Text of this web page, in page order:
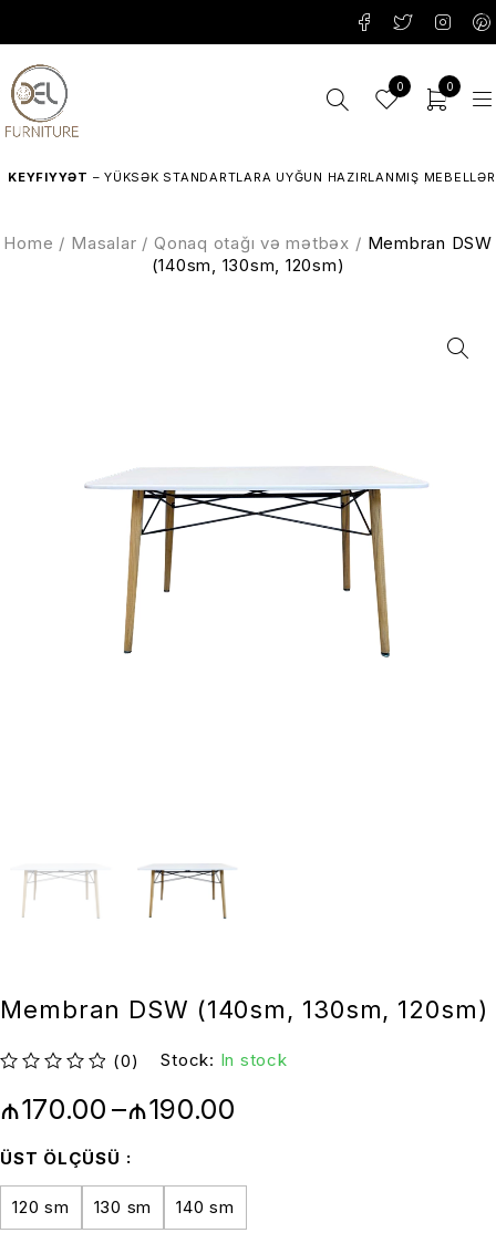
0 0
– YÜKSƏK STANDARTLARA UYĞUN HAZIRLANMIŞ MEBELLƏR.
Home / Masalar / Qonaq otağı və mətbəx / Membran DSW
(140sm, 130sm, 120sm)
Membran DSW (140sm, 130sm, 120sm)
(0) Stock: In stock
₼170.00 –₼190.00
ÜST ÖLÇÜSÜ
120 sm 130 sm 140 sm